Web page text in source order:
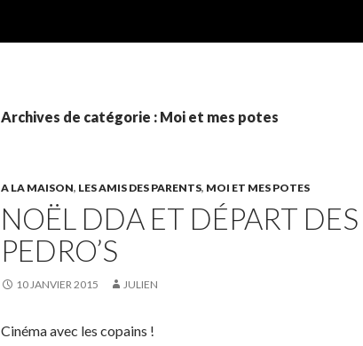
Archives de catégorie : Moi et mes potes
A LA MAISON, LES AMIS DES PARENTS, MOI ET MES POTES
NOËL DDA ET DÉPART DES
PEDRO’S
10 JANVIER 2015 JULIEN
Cinéma avec les copains !